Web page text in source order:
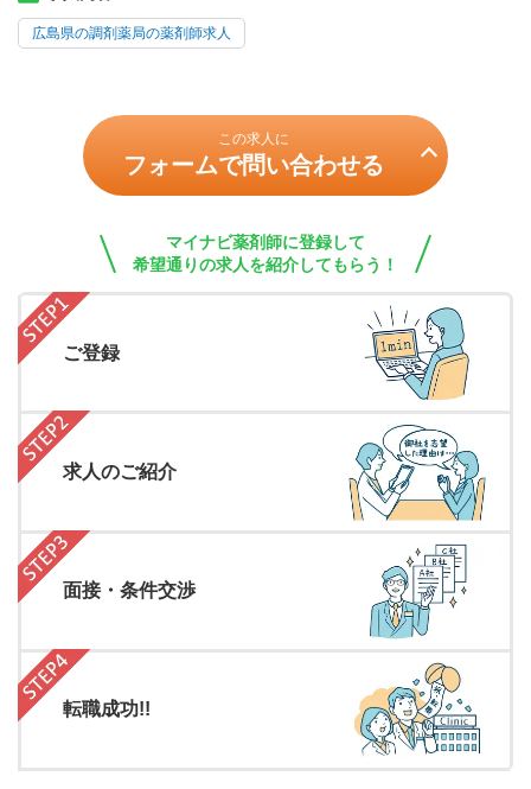
広島県の調剤薬局の薬剤師求人
この求人に
フォームで問い合わせる
マイナビ薬剤師に登録して
希望通りの求人を紹介してもらう！
ご登録
求人のご紹介
面接・条件交渉
転職成功!!